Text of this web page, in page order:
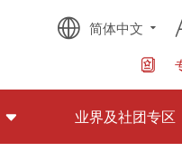
简体中文
业界及社团专区